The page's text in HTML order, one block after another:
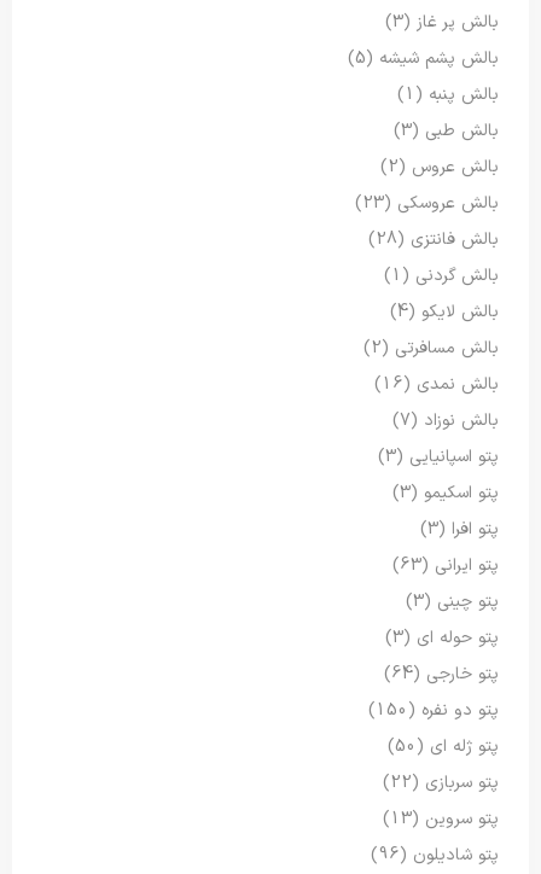
بالش پر غاز (3)
بالش پشم شیشه (5)
بالش پنبه (1)
بالش طبی (3)
بالش عروس (2)
بالش عروسکی (23)
بالش فانتزی (28)
بالش گردنی (1)
بالش لایکو (4)
بالش مسافرتی (2)
بالش نمدی (16)
بالش نوزاد (7)
پتو اسپانیایی (3)
پتو اسکیمو (3)
پتو افرا (3)
پتو ایرانی (63)
پتو چینی (3)
پتو حوله ای (3)
پتو خارجی (64)
پتو دو نفره (150)
پتو ژله ای (50)
پتو سربازی (22)
پتو سروین (13)
پتو شادیلون (96)